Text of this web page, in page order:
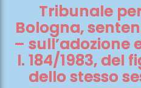
Tribunale
Bologna,
– sull’adozione
l. 184/1983, del
dello stesso